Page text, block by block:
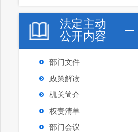
法定主动
公开内容
部门文件
政策解读
机关简介
权责清单
部门会议